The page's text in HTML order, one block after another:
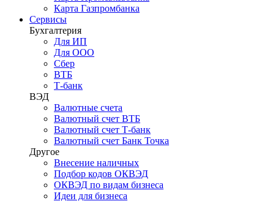
Карта Газпромбанка
Сервисы
Бухгалтерия
Для ИП
Для ООО
Сбер
ВТБ
Т-банк
ВЭД
Валютные счета
Валютный счет ВТБ
Валютный счет Т-банк
Валютный счет Банк Точка
Другое
Внесение наличных
Подбор кодов ОКВЭД
ОКВЭД по видам бизнеса
Идеи для бизнеса